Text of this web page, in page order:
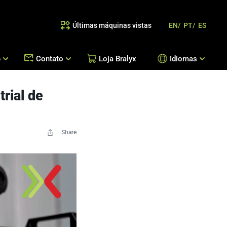
de Peças / Orientação de Processos
Escritórios Bralyx
Contato Loja Bralyx Idiomas
Últimas máquinas vistas EN/ PT/ ES
de
Share